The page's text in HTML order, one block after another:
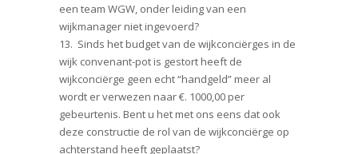
een team WGW, onder leiding van een
wijkmanager niet ingevoerd?
13. Sinds het budget van de wijkconciërges in de
wijk convenant-pot is gestort heeft de
wijkconciërge geen echt “handgeld” meer al
wordt er verwezen naar €. 1000,00 per
gebeurtenis. Bent u het met ons eens dat ook
deze constructie de rol van de wijkconciërge op
achterstand heeft geplaatst?